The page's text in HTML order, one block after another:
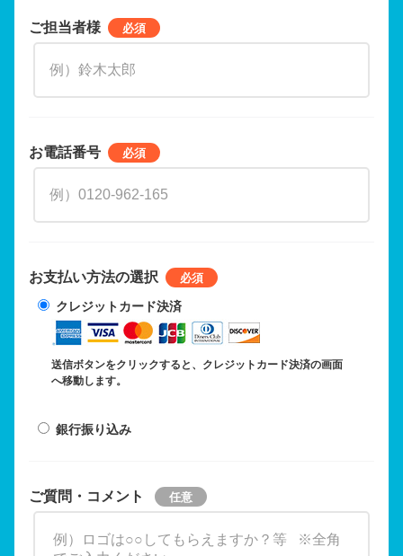
ご担当者様
お電話番号
お支払い方法の選択
クレジットカード決済
送信ボタンをクリックすると、クレジットカード決済の画面
へ移動します。
銀行振り込み
ご質問・コメント